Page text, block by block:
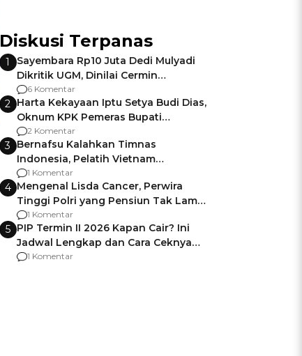
Diskusi Terpanas
1
Sayembara Rp10 Juta Dedi Mulyadi
Dikritik UGM, Dinilai Cermin
Gagalnya Negara Jamin Keamanan
6 Komentar
2 Harta Kekayaan Iptu Setya Budi Dias,
Oknum KPK Pemeras Bupati
Pemalang
2 Komentar
3 Bernafsu Kalahkan Timnas
Indonesia, Pelatih Vietnam
Berencana Pakai Jimat di Pakansari
1 Komentar
4 Mengenal Lisda Cancer, Perwira
Tinggi Polri yang Pensiun Tak Lama
Usai Jadi Brigjen
1 Komentar
5 PIP Termin II 2026 Kapan Cair? Ini
Jadwal Lengkap dan Cara Ceknya
agar Dana Tidak Hangus!
1 Komentar